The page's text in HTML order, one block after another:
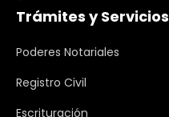
Trámites y Servicios
Poderes Notariales
Registro Civil
Escrituración